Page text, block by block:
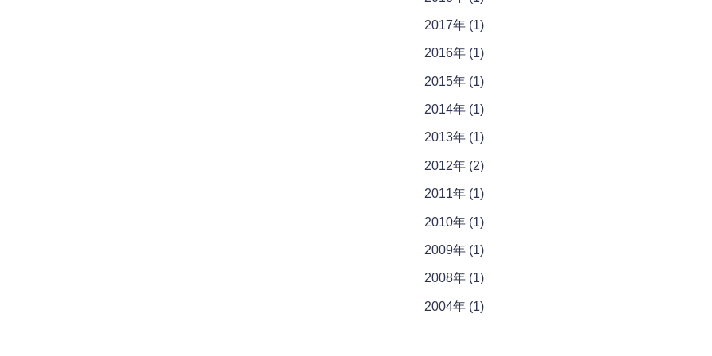
2017年 (1)
2016年 (1)
2015年 (1)
2014年 (1)
2013年 (1)
2012年 (2)
2011年 (1)
2010年 (1)
2009年 (1)
2008年 (1)
2004年 (1)